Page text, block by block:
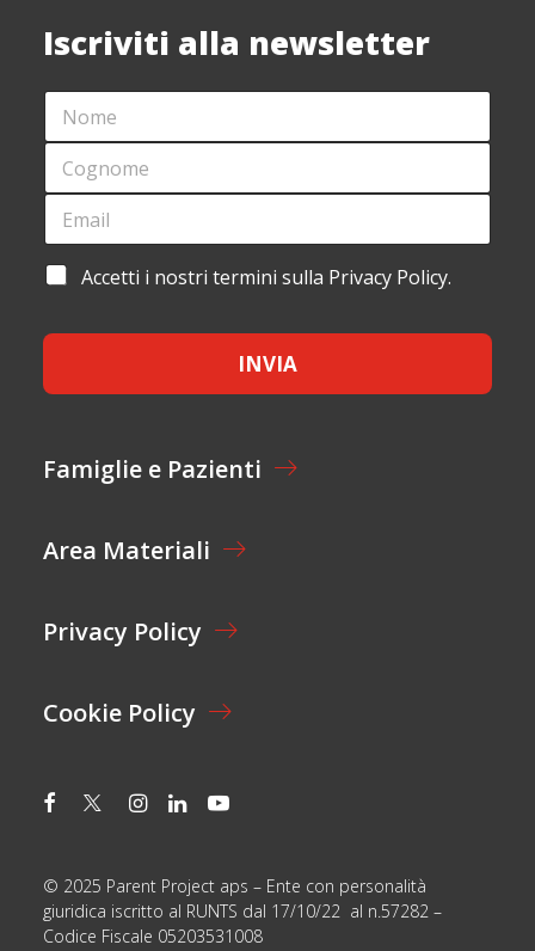
Iscriviti alla newsletter
N
M
*
N
M
*
C
G
O
E
E
A
I
L
A
E
T
O
*
Accetti i nostri termini sulla Privacy Policy.
INVIA
Famiglie e Pazienti
Area Materiali
Privacy Policy
Cookie Policy
© 2025 Parent Project aps – Ente con personalità
giuridica iscritto al RUNTS dal 17/10/22 al n.57282 –
Codice Fiscale 05203531008